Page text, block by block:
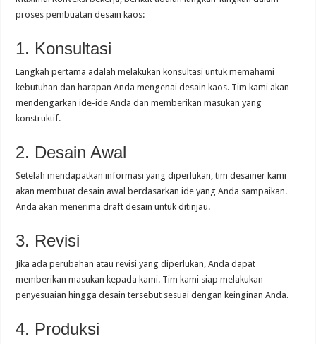
proses pembuatan desain kaos:
1. Konsultasi
Langkah pertama adalah melakukan konsultasi untuk memahami
kebutuhan dan harapan Anda mengenai desain kaos. Tim kami akan
mendengarkan ide-ide Anda dan memberikan masukan yang
konstruktif.
2. Desain Awal
Setelah mendapatkan informasi yang diperlukan, tim desainer kami
akan membuat desain awal berdasarkan ide yang Anda sampaikan.
Anda akan menerima draft desain untuk ditinjau.
3. Revisi
Jika ada perubahan atau revisi yang diperlukan, Anda dapat
memberikan masukan kepada kami. Tim kami siap melakukan
penyesuaian hingga desain tersebut sesuai dengan keinginan Anda.
4. Produksi